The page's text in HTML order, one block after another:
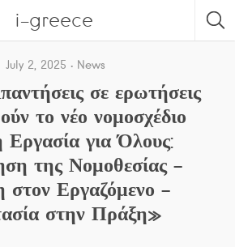
i-greece
July 2, 2025 News
σε ερωτήσεις
το νέο νομοσχέδιο
Εργασία για Όλους:
της Νομοθεσίας –
στον Εργαζόμενο –
στην Πράξη»